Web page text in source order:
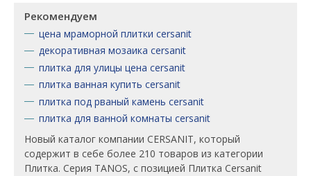
Рекомендуем
цена мраморной плитки cersanit
декоративная мозаика cersanit
плитка для улицы цена cersanit
плитка ванная купить cersanit
плитка под рваный камень cersanit
плитка для ванной комнаты cersanit
Новый каталог компании CERSANIT, который
содержит в себе более 210 товаров из категории
Плитка. Серия TANOS, c позицией Плитка Cersanit